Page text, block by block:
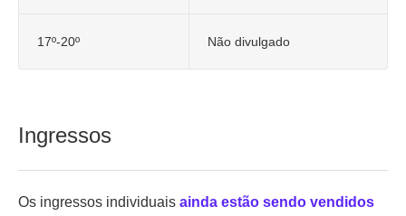
17º-20º Não divulgado
Ingressos
Os ingressos individuais ainda estão sendo vendidos